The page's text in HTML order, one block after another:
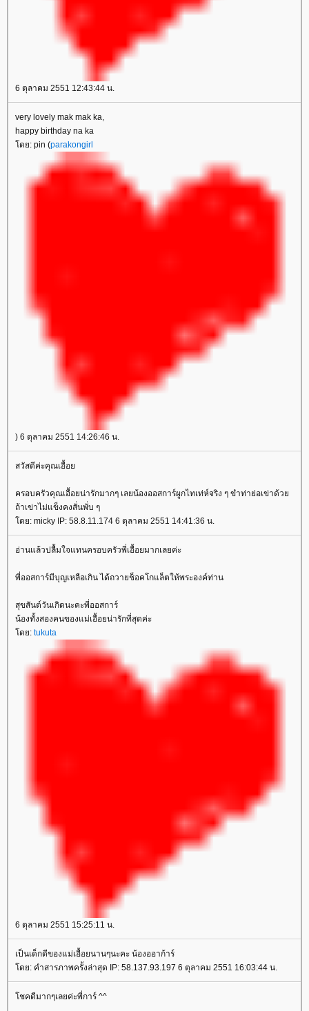
6 ตุลาคม 2551 12:43:44 น.
very lovely mak mak ka,
happy birthday na ka
โดย: pin (parakongirl
) 6 ตุลาคม 2551 14:26:46 น.
สวัสดีค่ะคุณเอื้อย
ครอบครัวคุณเอื้อยน่ารักมากๆ เลยน้องออสการ์ผูกไทเท่ห์จริง ๆ ขำท่าย่อเข่าด้วย
ถ้าเข่าไม่แข็งคงสั่นพั่บ ๆ
โดย: micky IP: 58.8.11.174 6 ตุลาคม 2551 14:41:36 น.
อ่านแล้วปลื้มใจแทนครอบครัวพี่เอื้อยมากเลยค่ะ
พี่ออสการ์มีบุญเหลือเกิน ได้ถวายช็อคโกแล็ตให้พระองค์ท่าน
สุขสันต์วันเกิดนะคะพี่ออสการ์
น้องทั้งสองคนของแม่เอื้อยน่ารักที่สุดค่ะ
โดย: tukuta
6 ตุลาคม 2551 15:25:11 น.
เป็นเด็กดีของแม่เอื้อยนานๆนะคะ น้องออาก้าร์
โดย: คำสารภาพครั้งล่าสุด IP: 58.137.93.197 6 ตุลาคม 2551 16:03:44 น.
โชคดีมากๆเลยค่ะพี่การ์ ^^